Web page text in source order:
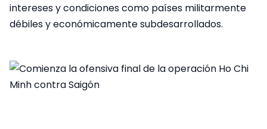
intereses y condiciones como países militarmente
débiles y económicamente subdesarrollados.